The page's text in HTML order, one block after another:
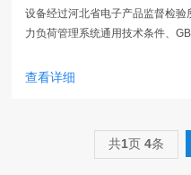
设备经过河北省电子产品监督检
力负荷管理系统通用技术条件、
TDMA 数字蜂窝移动通信网通用分
查看详细
共1页 4条